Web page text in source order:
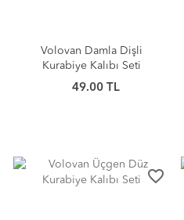
Volovan Damla Dişli
Kurabiye Kalıbı Seti
49.00 TL
favorite_border